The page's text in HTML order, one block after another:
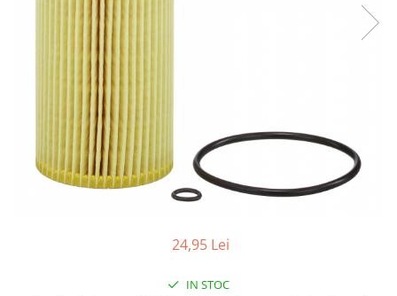
Decontaminare vopsea
Intretinere vopsea
Dressing exterior
Intretinere moto
Intretinere barci
Recipiente si pulverizatoare
Genti si accesorii
24,95 Lei
IN STOC